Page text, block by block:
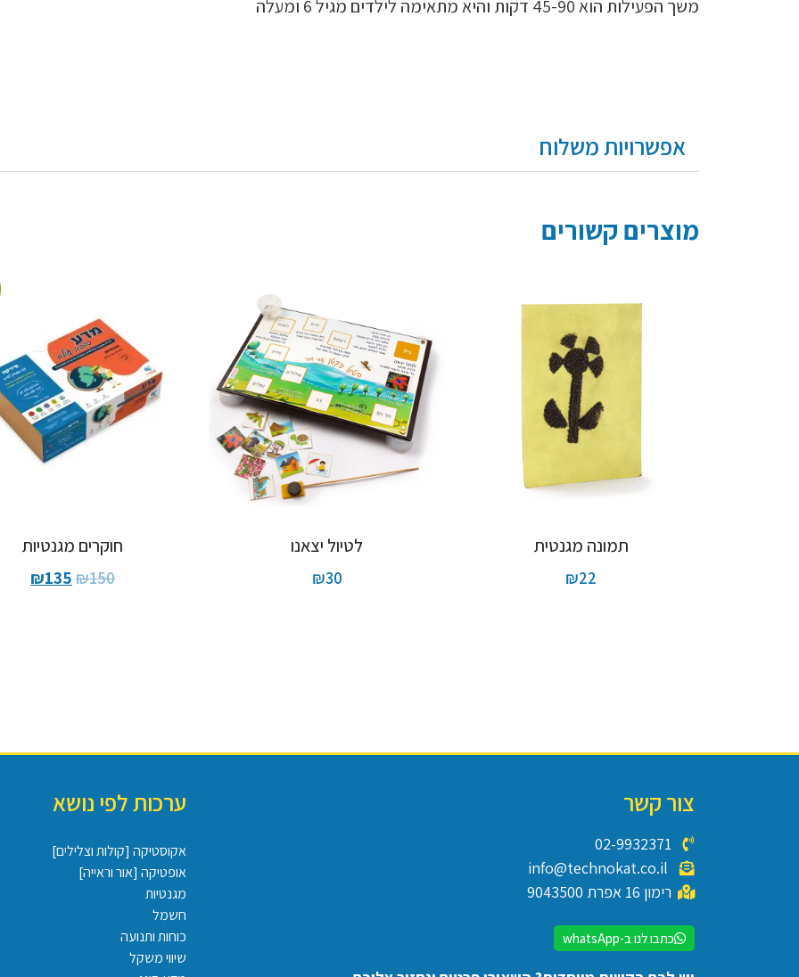
משך הפעילות הוא 45-90 דקות ו
היא מתאימה לילדים מגיל 6 ומעלה
אפשרויות משלוח
מוצרים קשורים
תמונה מגנטית
₪22
לטיול יצאנו
₪30
חוקרים מגנטיות
₪150
₪135
צור קשר
02-9932371
רימון 16 אפרת 9043500
כתבו לנו ב-whatsApp
ערכות לפי נושא
אקוסטיקה [קולות וצלילים]
אופטיקה [אור וראייה]
מגנטיות
חשמל
כוחות ותנועה
שיווי משקל